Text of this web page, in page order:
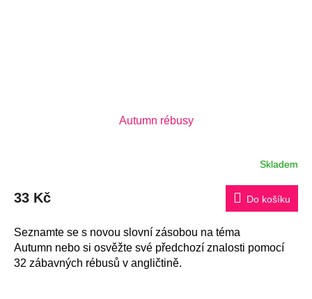
Autumn rébusy
Skladem
33 Kč Do košíku
Seznamte se s novou slovní zásobou na téma
Autumn nebo si osvěžte své předchozí znalosti pomocí
32 zábavných rébusů v angličtině.